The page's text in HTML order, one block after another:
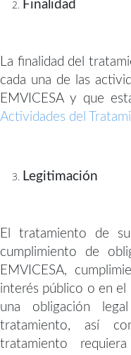
Finalidad
La finalidad del
cada una de las
EMVICESA y que
Actividades del
Legitimación
El tratamiento de
cumplimiento de
EMVICESA,
interés público o en el
una obligación
tratamiento, así
tratamiento